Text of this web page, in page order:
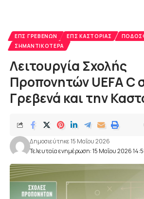
ΕΠΣ ΓΡΕΒΕΝΏΝ ΕΠΣ ΚΑΣΤΟΡΙΆΣ
ΣΗΜΑΝΤΙΚΌΤΕΡΑ
Λειτουργία Σχολής
Προπονητών UEFA C
Γρεβενά και την
Τελευταία ενημέρωση: 15 Μαΐου 2026
Δημοσιεύτηκε 15 Μαΐου 2026